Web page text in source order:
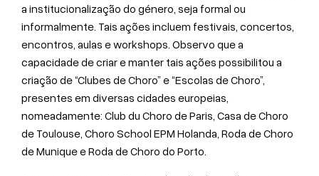
a institucionalização do género, seja formal ou
informalmente. Tais ações incluem festivais, concertos,
encontros, aulas e workshops. Observo que a
capacidade de criar e manter tais ações possibilitou a
criação de “Clubes de Choro” e “Escolas de Choro”,
presentes em diversas cidades europeias,
nomeadamente: Club du Choro de Paris, Casa de Choro
de Toulouse, Choro School EPM Holanda, Roda de Choro
de Munique e Roda de Choro do Porto.